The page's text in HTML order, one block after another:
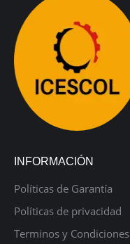
INFORMACIÓN
Políticas de Garantía
Políticas de privacidad
Terminos y Condiciones